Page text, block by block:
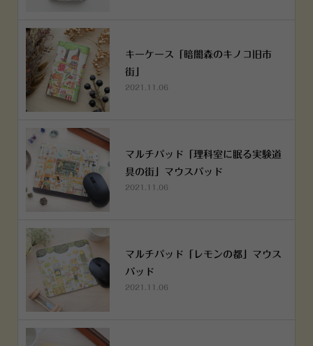
キーケース「暗闇森のキノコ旧市
街」
2021.11.06
マルチパッド「理科室に眠る実験道
具の街」マウスパッド
2021.11.06
マルチパッド「レモンの都」マウス
パッド
2021.11.06